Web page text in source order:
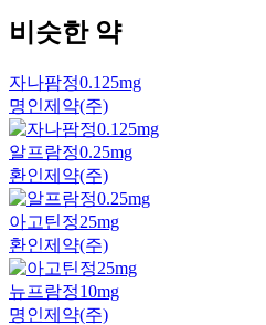
비슷한 약
자나팜정0.125mg
명인제약(주)
알프람정0.25mg
환인제약(주)
아고틴정25mg
환인제약(주)
뉴프람정10mg
명인제약(주)